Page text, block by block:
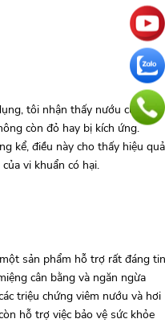
tôi nhận thấy nướu của
còn đỏ hay bị kích ứng.
kể, điều này cho thấy hiệu quả
vi khuẩn có hại.
sản phẩm hỗ trợ rất đáng tin
cân bằng và ngăn ngừa
triệu chứng viêm nướu và hơi
hỗ trợ việc bảo vệ sức khỏe